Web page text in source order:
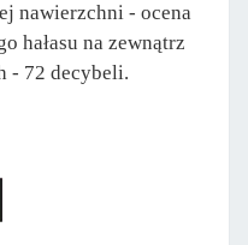
nawierzchni - ocena
hałasu na zewnątrz
- 72 decybeli.